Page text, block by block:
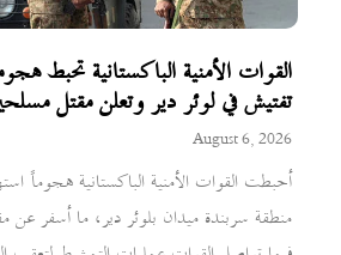
القوات الأمنية الباكستانية تحبط
تفتيش في لوئر دير وتعلن مقتل
August 6, 2026
أحبطت القوات الأمنية الباكستانية هجوماً
منطقة سربندة ميدان بلوئر دير، ما أسفر عن